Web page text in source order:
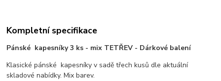
Kompletní specifikace
Pánské kapesníky 3 ks - mix TETŘEV - Dárkové balení
Klasické pánské kapesníky v sadě třech kusů dle aktuální
skladové nabídky. Mix barev.